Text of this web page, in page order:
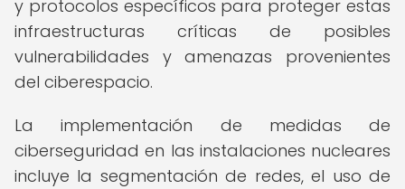
y protocolos específicos para proteger estas
infraestructuras críticas de posibles
vulnerabilidades y amenazas provenientes
del ciberespacio.
La implementación de medidas de
ciberseguridad en las instalaciones nucleares
incluye la segmentación de redes, el uso de